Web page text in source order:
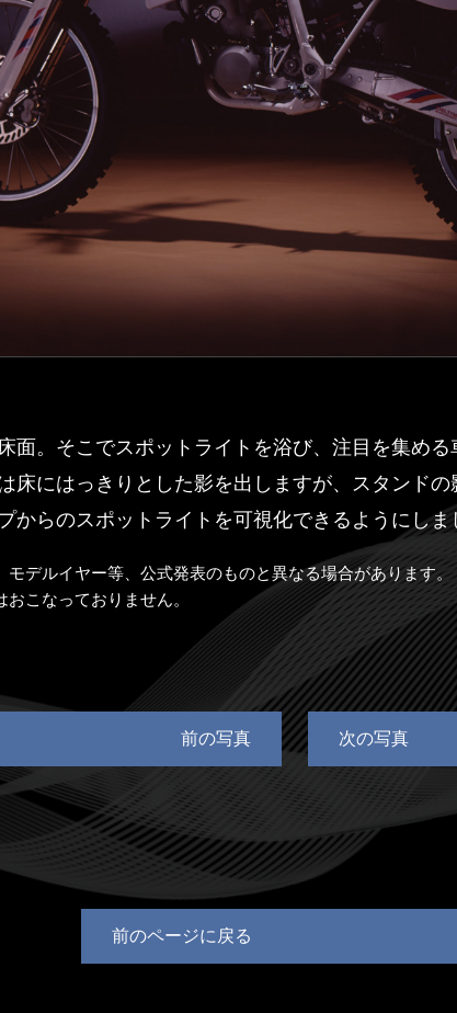
面。そこでスポットライトを浴び、注目を集める
床にはっきりとした影を出しますが、スタンド
からのスポットライトを可視化できるようにしま
デルイヤー等、公式発表のものと異なる場合があります。
こなっておりません。
前の写真 次の写真
前のページに戻る